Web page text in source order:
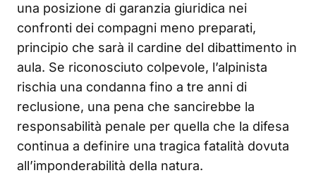
una posizione di garanzia giuridica nei
confronti dei compagni meno preparati,
principio che sarà il cardine del dibattimento in
aula. Se riconosciuto colpevole, l’alpinista
rischia una condanna fino a tre anni di
reclusione, una pena che sancirebbe la
responsabilità penale per quella che la difesa
continua a definire una tragica fatalità dovuta
all’imponderabilità della natura.